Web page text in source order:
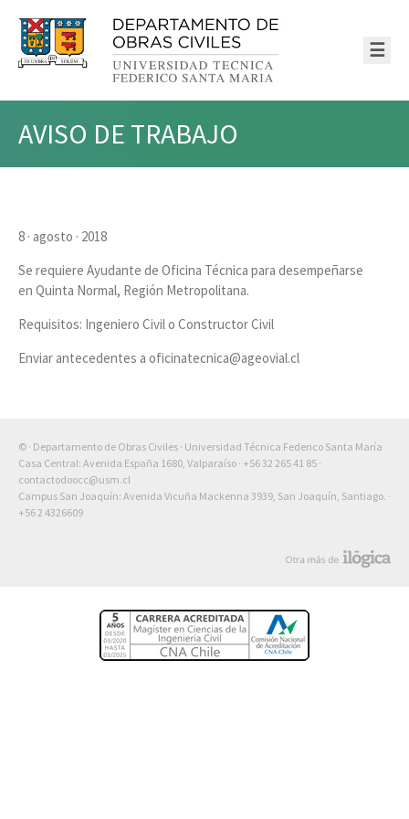
☰
AVISO DE TRABAJO
8 · agosto · 2018
Se requiere Ayudante de Oficina Técnica para desempeñarse
en Quinta Normal, Región Metropolitana.
Requisitos: Ingeniero Civil o Constructor Civil
Enviar antecedentes a oficinatecnica@ageovial.cl
© · Departamento de Obras Civiles · Universidad Técnica Federico Santa María
Casa Central: Avenida España 1680, Valparaíso · +56 32 265 41 85 ·
contactodoocc@usm.cl
Campus San Joaquín: Avenida Vicuña Mackenna 3939, San Joaquín, Santiago. ·
+56 2 4326609